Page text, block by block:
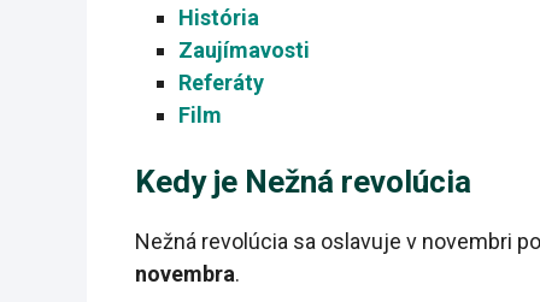
História
Zaujímavosti
Referáty
Film
Kedy je Nežná revolúcia
Nežná revolúcia sa oslavuje v novembri
novembra.